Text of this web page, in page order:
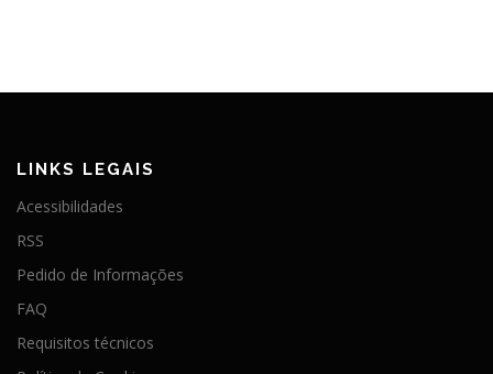
LINKS LEGAIS
Acessibilidades
RSS
Pedido de Informações
FAQ
Requisitos técnicos